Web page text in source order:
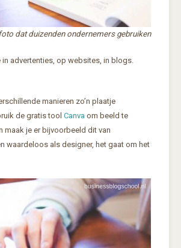
dat duizenden ondernemers gebruiken
advertenties, op websites, in blogs.
manieren zo’n plaatje
de gratis tool Canva om beeld te
maak je er bijvoorbeeld dit van
waardeloos als designer, het gaat om het